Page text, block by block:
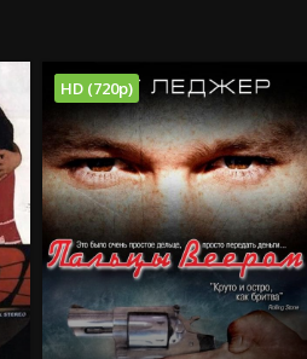
HD (720p)